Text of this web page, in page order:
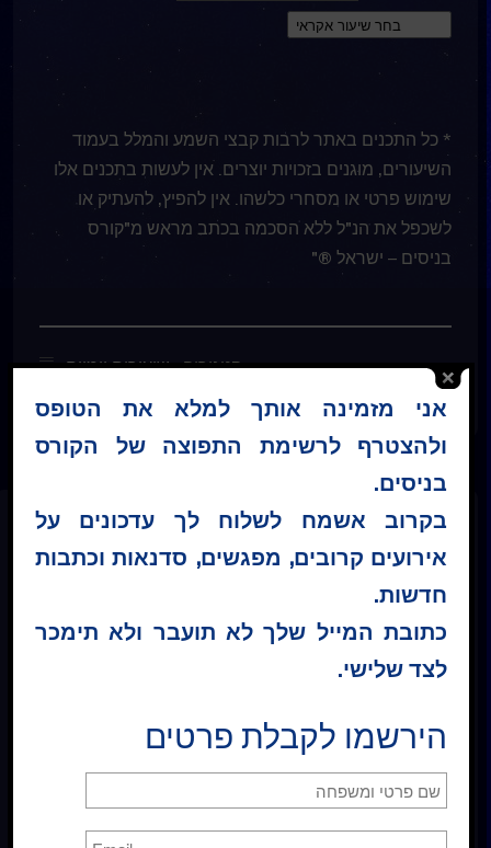
* כל התכנים באתר לרבות קבצי השמע והמלל בעמוד
השיעורים, מוגנים בזכויות יוצרים. אין לעשות בתכנים אלו
שימוש פרטי או מסחרי כלשהו. אין להפיץ, להעתיק או
לשכפל את הנ"ל ללא הסכמה בכתב מראש מ"קורס
בניסים – ישראל ®"
קטגוריה :שיעורים יומיים
הרשמה לרשימת תפוצה
אני מזמינה אותך למלא את הטופס
ולהצטרף לרשימת התפוצה של הקורס
בניסים.
בקרוב אשמח לשלוח לך עדכונים על
אירועים קרובים, מפגשים, סדנאות וכתבות
חדשות.
כתובת המייל שלך לא תועבר ולא תימכר
לצד שלישי.
הירשמו לקבלת פרטים